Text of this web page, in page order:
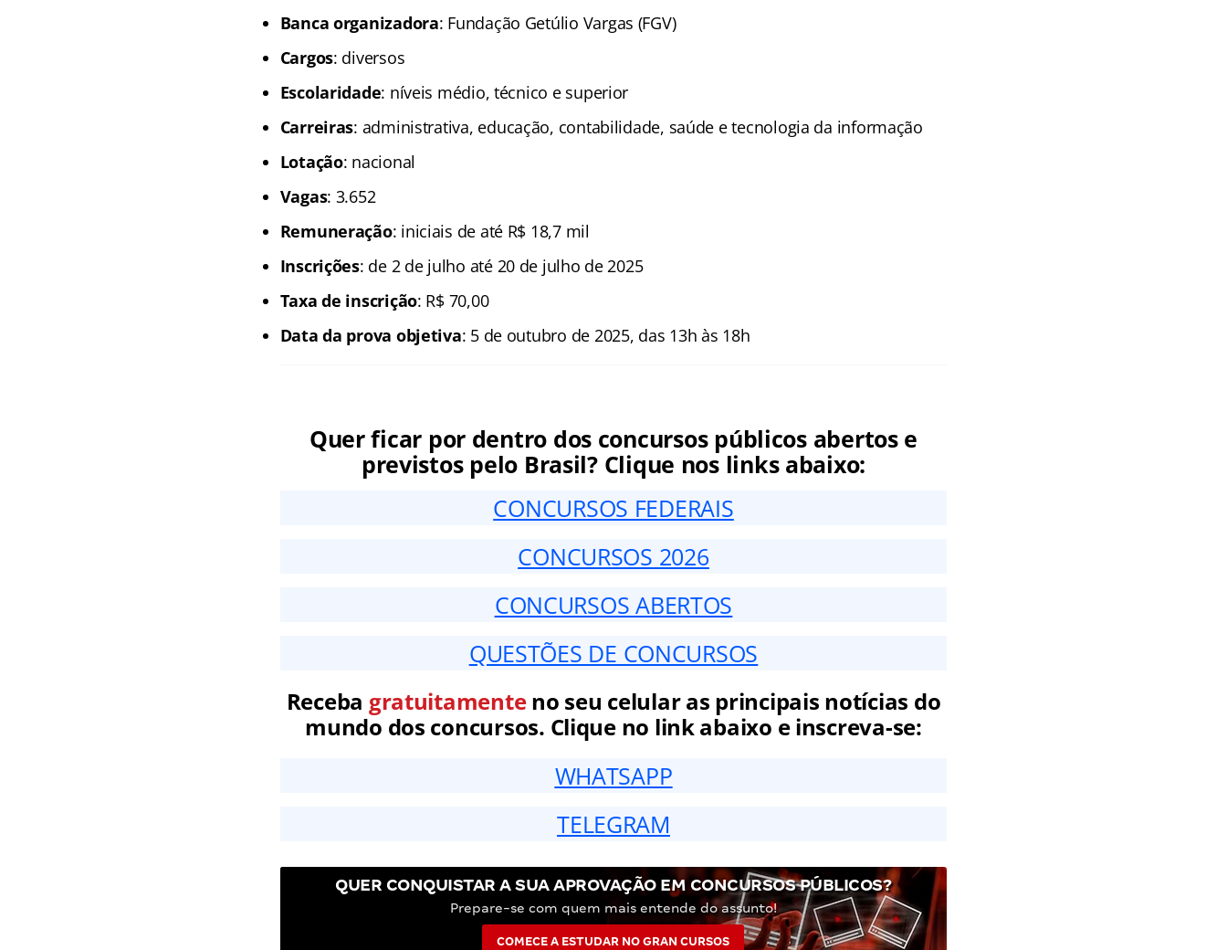
Banca organizadora: Fundação Getúlio Vargas (FGV)
Cargos: diversos
Escolaridade: níveis médio, técnico e superior
Carreiras: administrativa, educação, contabilidade, saúde e tecnologia da informação
Lotação: nacional
Vagas: 3.652
Remuneração: iniciais de até R$ 18,7 mil
Inscrições: de 2 de julho até 20 de julho de 2025
Taxa de inscrição: R$ 70,00
Data da prova objetiva: 5 de outubro de 2025, das 13h às 18h
Quer ficar por dentro dos concursos públicos abertos e
previstos pelo Brasil? Clique nos links abaixo:
CONCURSOS FEDERAIS
CONCURSOS 2026
CONCURSOS ABERTOS
QUESTÕES DE CONCURSOS
Receba gratuitamenteno seu celular as principais notícias do
mundo dos concursos. Clique no link abaixo e inscreva-se:
WHATSAPP
TELEGRAM
QUER CONQUISTAR A SUA APROVAÇÃO EM CONCURSOS PÚBLICOS?
Prepare-se com quem mais entende do assunto!
COMECE A ESTUDAR NO GRAN CURSOS